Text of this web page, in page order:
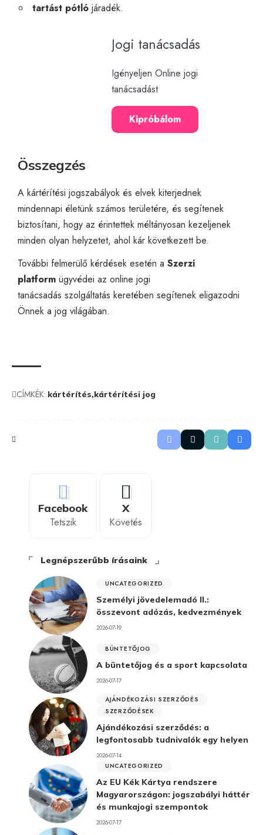
tartást pótlójáradék.
Jogi tanácsadás
Igényeljen Online jogi
tanácsadást
Kipróbálom
Összegzés
A kártérítési jogszabályok és elvek kiterjednek
mindennapi életünk számos területére, és segítenek
biztosítani, hogy az érintettek méltányosan kezeljenek
minden olyan helyzetet, ahol kár következett be.
További felmerülő kérdések esetén a Szerzi
platform ügyvédei az online jogi
tanácsadás szolgáltatás keretében segítenek eligazodni
Önnek a jog világában.
CÍMKÉK: kártérítés kártérítési jog
Facebook
Tetszik
X
Követés
Legnépszerűbb írásaink
UNCATEGORIZED
Személyi jövedelemadó II.:
összevont adózás, kedvezmények
2026-07-19
BÜNTETŐJOG
A büntetőjog és a sport kapcsolata
2026-07-17
AJÁNDÉKOZÁSI SZERZŐDÉS
SZERZŐDÉSEK
Ajándékozási szerződés: a
legfontosabb tudnivalók egy helyen
2026-07-14
UNCATEGORIZED
Az EU Kék Kártya rendszere
Magyarországon: jogszabályi háttér
és munkajogi szempontok
2026-07-17